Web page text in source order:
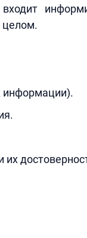
целом.
информации).